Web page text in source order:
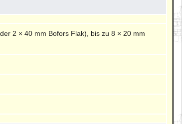
2 × 40 mm Bofors Flak), bis zu 8 × 20 mm